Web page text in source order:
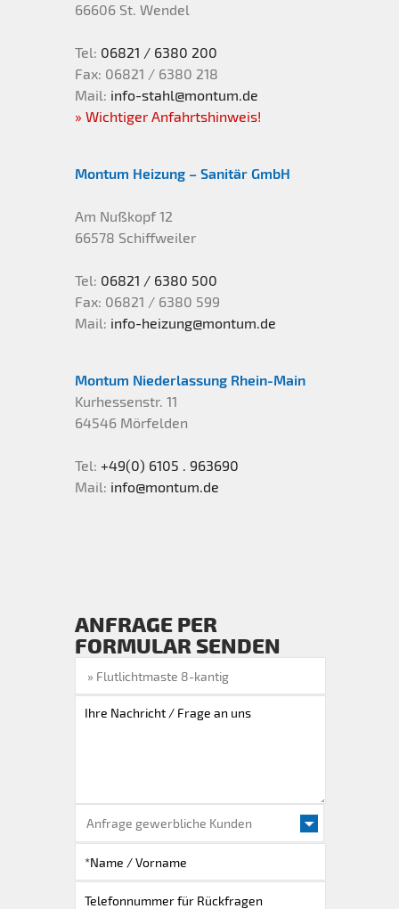
Heizungs- und Umwelttechnik
Bad und Wellness
Smart Home
Wallbox
Lichtmasten
Flutlichtmasten
weitere Masten
Sonderfertigung
Zubehör
Impressum
Datenschutz
HinSchG
66606 St. Wendel
Tel: 06821 / 6380 200
Fax: 06821 / 6380 218
Mail: info-stahl@montum.de
» Wichtiger Anfahrtshinweis!
Montum Heizung – Sanitär GmbH
Am Nußkopf 12
66578 Schiffweiler
Tel: 06821 / 6380 500
Fax: 06821 / 6380 599
Mail: info-heizung@montum.de
Montum Niederlassung Rhein-Main
Kurhessenstr. 11
64546 Mörfelden
Tel: +49(0) 6105 . 963690
Mail: info@montum.de
ANFRAGE PER
FORMULAR SENDEN